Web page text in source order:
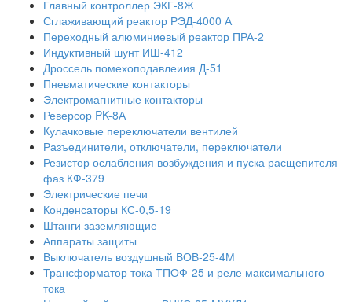
Главный контроллер ЭКГ-8Ж
Сглаживающий реактор РЭД-4000 А
Переходный алюминиевый реактор ПРА-2
Индуктивный шунт ИШ-412
Дроссель помехоподавлеиия Д-51
Пневматические контакторы
Электромагнитные контакторы
Реверсор PK-8А
Кулачковые переключатели вентилей
Разъединители, отключатели, переключатели
Резистор ослабления возбуждения и пуска расщепителя
фаз КФ-379
Электрические печи
Конденсаторы КС-0,5-19
Штанги заземляющие
Аппараты защиты
Выключатель воздушный ВОВ-25-4М
Трансформатор тока ТПОФ-25 и реле максимального
тока